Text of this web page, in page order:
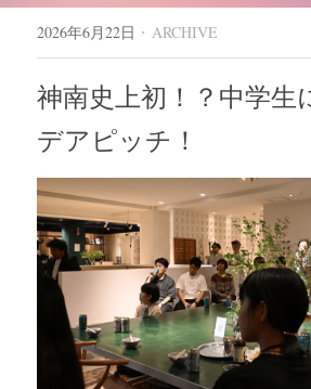
2026年6月22日 · ARCHIVE
神南史上初！？中学生
デアピッチ！